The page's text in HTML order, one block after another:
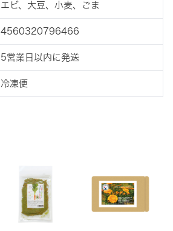
エビ、大豆、小麦、ごま
4560320796466
5営業日以内に発送
冷凍便